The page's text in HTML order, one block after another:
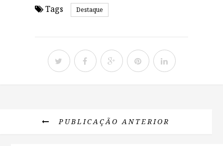
Tags Destaque
PUBLICAÇÃO ANTERIOR